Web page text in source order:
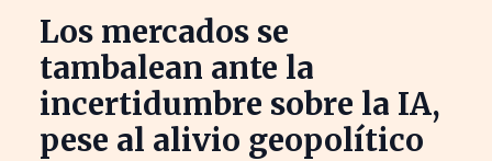
Los mercados se
tambalean ante la
incertidumbre sobre la IA,
pese al alivio geopolítico